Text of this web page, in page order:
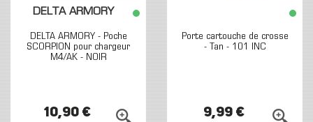
DELTA ARMORY
DELTA ARMORY - Poche
SCORPION pour chargeur
M4/AK - NOIR
10,90 €
Porte cartouche de crosse
- Tan - 101 INC
9,99 €